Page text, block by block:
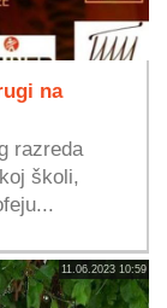
na
razreda
školi,
11.06.2023 10:59